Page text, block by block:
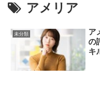
アメリア
未分類
ア
の
キ